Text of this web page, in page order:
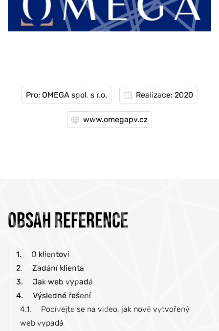
Pro: OMEGA spol. s r.o. Realizace: 2020
www.omegapv.cz
OBSAH REFERENCE
1.
O klientovi
2.
Zadání klienta
3.
Jak web vypadá
4.
Výsledné řešení
4.1.
Podívejte se na video, jak nově vytvořený
web vypadá